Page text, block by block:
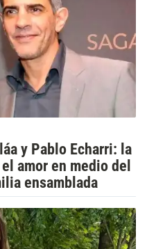
y Pablo Echarri: la
amor en medio del
ensamblada